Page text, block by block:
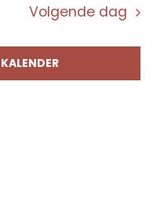
en
Volgende dag